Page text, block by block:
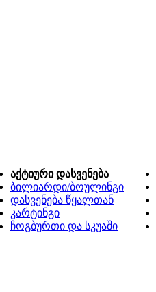
აქტიური დასვენება
ბილიარდი/ბოულინგი
დასვენება წყალთან
კარტინგი
ჩოგბურთი და სკუაში